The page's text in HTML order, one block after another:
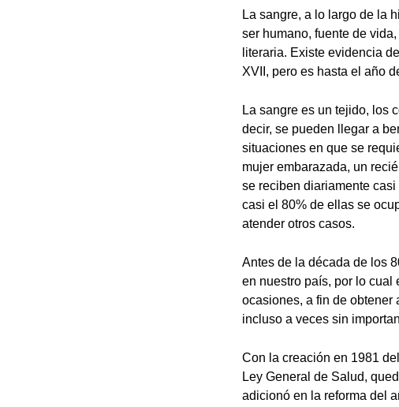
La sangre, a lo largo de la
ser humano, fuente de
literaria. Existe evidencia
XVII, pero es hasta el año
La sangre es un tejido, los
decir, se pueden llegar a
situaciones en que se
mujer embarazada, un
se reciben diariamente
casi el 80% de ellas se
atender otros casos.
Antes de la década de los
en nuestro país, por lo cual
ocasiones, a fin de obtener
incluso a veces sin
Con la creación en 1981
Ley General de Salud,
adicionó en la reforma del